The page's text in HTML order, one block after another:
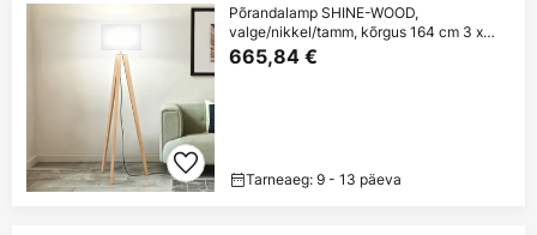
Põrandalamp SHINE-WOOD,
valge/nikkel/tamm, kõrgus 164 cm 3 x
E27
665,84 €
Tarneaeg: 9 - 13 päeva